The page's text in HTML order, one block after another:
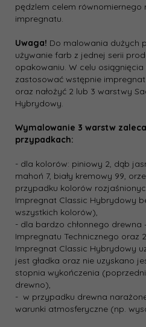
pędzlem celem
impregnatu.
Uwaga! Do malowania dużych
używanie farb z jednej serii
opakowaniu. W celu
zastosować wstępnie
oraz nałożyć 2 lub 3 warstwy
Hybrydowy.
Wymalowanie 3 warstw
przypadkach:
- dla kolorów: piniowy 2, dąb
mahoń 7, biały kremowy 99,
przypadku kolorów
Impregnat Classic Hybrydowy
wszystkich kolorów),
- dla bardzo chłonnego drewna
Impregnatu Technicznego oraz
Impregnat Classic Hybrydowy
jest gładka oraz nie uzyskano
stopnia wykończenia
drewno),
- w przypadku drewna
warunki atmosferyczne (np.